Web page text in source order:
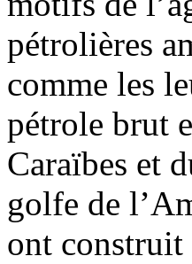
pétrolières
comme les
pétrole brut
Caraïbes et
golfe de
ont construit